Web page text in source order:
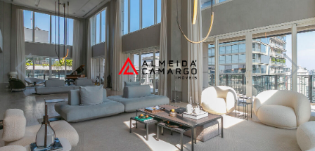
Imóveis para alugar
Imóveis para comprar
Simulador de financiamento
Trabalhe Conosco
Previous Next